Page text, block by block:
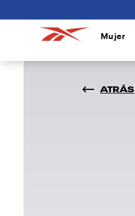
Mujer
ATRÁS